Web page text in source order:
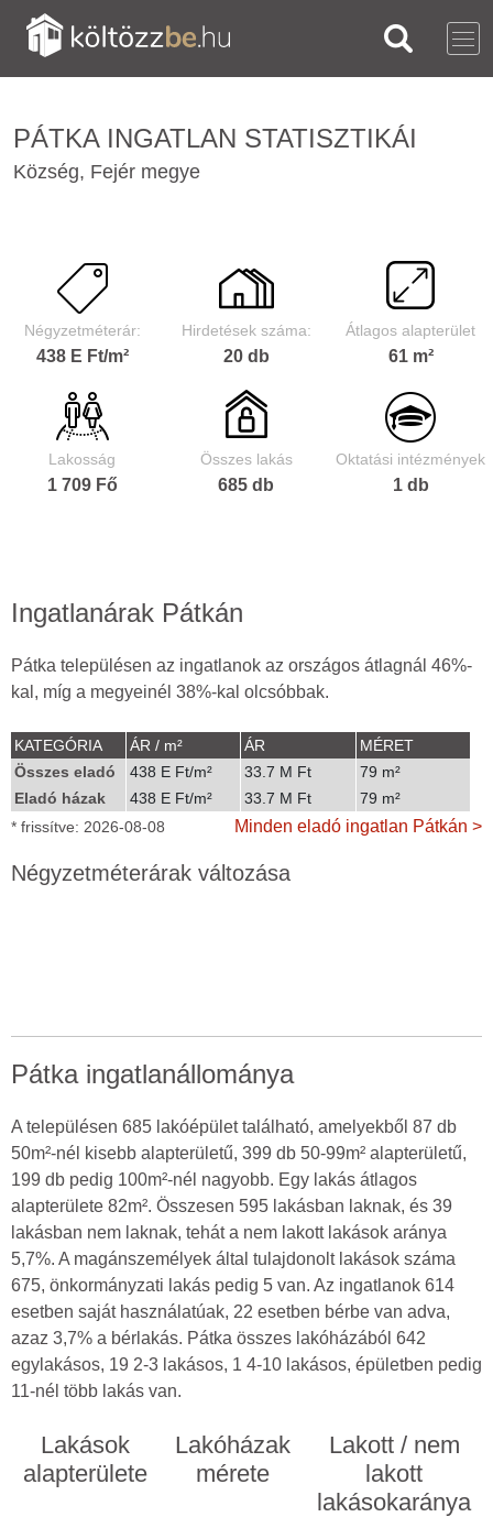
PÁTKA INGATLAN STATISZTIKÁI
Község, Fejér megye
Négyzetméterár:
438 E Ft/m²
Hirdetések száma:
20 db
Átlagos alapterület
61 m²
Lakosság
1 709 Fő
Összes lakás
685 db
Oktatási intézmények
1 db
Ingatlanárak Pátkán
Pátka településen az ingatlanok az országos átlagnál 46%-
kal, míg a megyeinél 38%-kal olcsóbbak.
KATEGÓRIA ÁR / m² ÁR
MÉRET
Összes eladó
438 E Ft/m² 33.7 M Ft
79 m²
Eladó házak
438 E Ft/m² 33.7 M Ft
79 m²
* frissítve: 2026-08-08
Minden eladó ingatlan Pátkán >
Négyzetméterárak változása
Pátka ingatlanállománya
A településen 685 lakóépület található, amelyekből 87 db
50m²-nél kisebb alapterületű, 399 db 50-99m² alapterületű,
199 db pedig 100m²-nél nagyobb. Egy lakás átlagos
alapterülete 82m². Összesen 595 lakásban laknak, és 39
lakásban nem laknak, tehát a nem lakott lakások aránya
5,7%. A magánszemélyek által tulajdonolt lakások száma
675, önkormányzati lakás pedig 5 van. Az ingatlanok 614
esetben saját használatúak, 22 esetben bérbe van adva,
azaz 3,7% a bérlakás. Pátka összes lakóházából 642
egylakásos, 19 2-3 lakásos, 1 4-10 lakásos, épületben pedig
11-nél több lakás van.
Lakások
alapterülete
Lakóházak
mérete
Lakott / nem
lakott
lakásokaránya